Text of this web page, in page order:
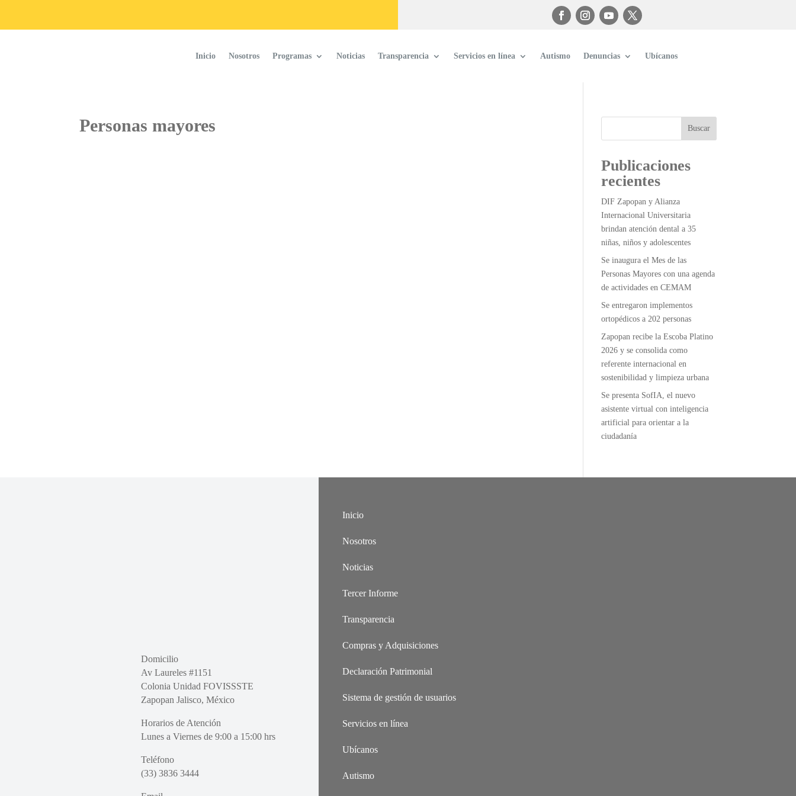
Inicio Nosotros Programas Noticias Transparencia Servicios en línea Autismo Denuncias Ubícanos
Personas mayores Buscar
Publicaciones
recientes
DIF Zapopan y Alianza
Internacional Universitaria
brindan atención dental a 35
niñas, niños y adolescentes
Se inaugura el Mes de las
Personas Mayores con una agenda
de actividades en CEMAM
Se entregaron implementos
ortopédicos a 202 personas
Zapopan recibe la Escoba Platino
2026 y se consolida como
referente internacional en
sostenibilidad y limpieza urbana
Se presenta SofIA, el nuevo
asistente virtual con inteligencia
artificial para orientar a la
ciudadanía
Domicilio
Av Laureles #1151
Colonia Unidad FOVISSSTE
Zapopan Jalisco, México
Horarios de Atención
Lunes a Viernes de 9:00 a 15:00 hrs
Teléfono
(33) 3836 3444
Inicio
Nosotros
Noticias
Tercer Informe
Transparencia
Compras y Adquisiciones
Declaración Patrimonial
Sistema de gestión de usuarios
Servicios en línea
Ubícanos
Autismo